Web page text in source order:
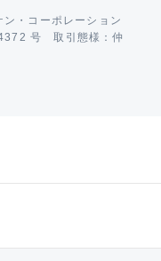
・コーポレーション
号 取引態様：仲